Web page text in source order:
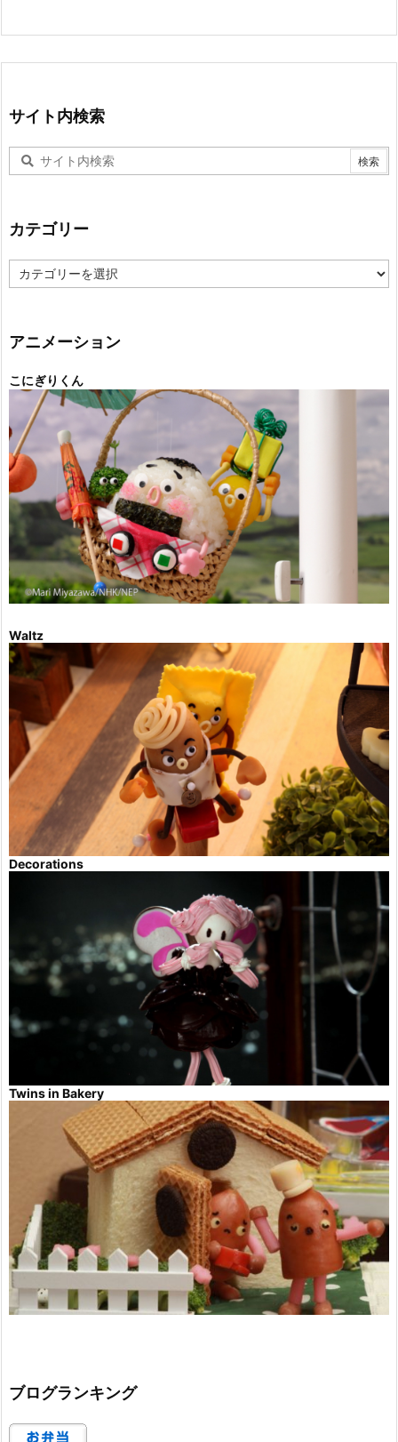
サイト内検索
カテゴリー
テ
ー
アニメーション
こにぎりくん
Waltz
Decorations
Twins in Bakery
ブログランキング